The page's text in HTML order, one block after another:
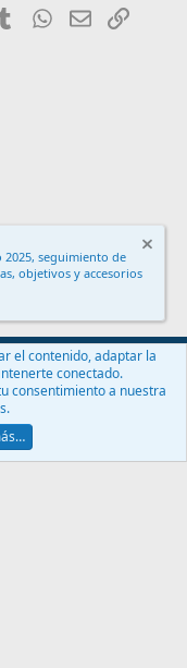
Tumblr WhatsApp
EmailEnlace
privacidad
Ayuda
Ltd.
seguimiento de
objetivos y accesorios
el contenido, adaptar la
conectado.
consentimiento a nuestra